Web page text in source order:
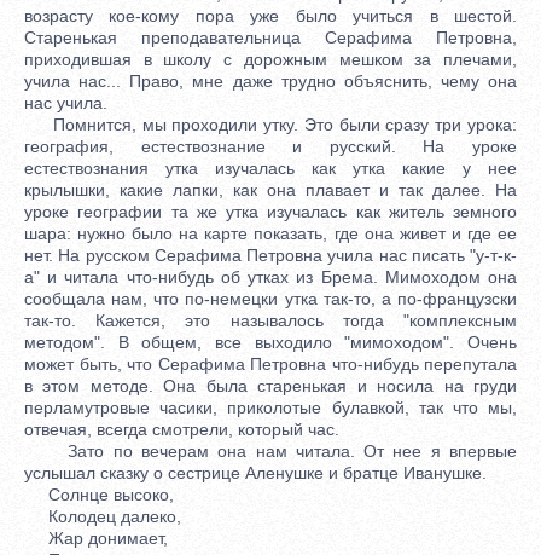
возрасту кое-кому пора уже было учиться в шестой.
Старенькая преподавательница Серафима Петровна,
приходившая в школу с дорожным мешком за плечами,
учила нас... Право, мне даже трудно объяснить, чему она
нас учила.
Помнится, мы проходили утку. Это были сразу три урока:
география, естествознание и русский. На уроке
естествознания утка изучалась как утка какие у нее
крылышки, какие лапки, как она плавает и так далее. На
уроке географии та же утка изучалась как житель земного
шара: нужно было на карте показать, где она живет и где ее
нет. На русском Серафима Петровна учила нас писать "у-т-к-
а" и читала что-нибудь об утках из Брема. Мимоходом она
сообщала нам, что по-немецки утка так-то, а по-французски
так-то. Кажется, это называлось тогда "комплексным
методом". В общем, все выходило "мимоходом". Очень
может быть, что Серафима Петровна что-нибудь перепутала
в этом методе. Она была старенькая и носила на груди
перламутровые часики, приколотые булавкой, так что мы,
отвечая, всегда смотрели, который час.
Зато по вечерам она нам читала. От нее я впервые
услышал сказку о сестрице Аленушке и братце Иванушке.
Солнце высоко,
Колодец далеко,
Жар донимает,